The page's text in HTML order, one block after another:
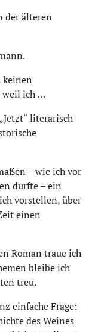
der älteren
keinen
weil ich …
literarisch
– wie ich vor
durfte – ein
vorstellen, über
einen
Roman traue ich
bleibe ich
treu.
einfache Frage:
des Weines